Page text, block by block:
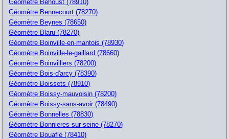
Géomètre Behoust (78910)
Géomètre Bennecourt (78270)
Géomètre Beynes (78650)
Géomètre Blaru (78270)
Géomètre Boinville-en-mantois (78930)
Géomètre Boinville-le-gaillard (78660)
Géomètre Boinvilliers (78200)
Géomètre Bois-d'arcy (78390)
Géomètre Boissets (78910)
Géomètre Boissy-mauvoisin (78200)
Géomètre Boissy-sans-avoir (78490)
Géomètre Bonnelles (78830)
Géomètre Bonnieres-sur-seine (78270)
Géomètre Bouafle (78410)